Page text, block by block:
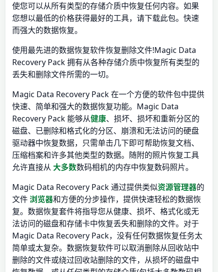
使您可以从所有类型的存储介质中恢复任何内容。如果
您想以最低的价格获得最好的工具，请下载此包。快速
而强大的数据恢复。
使用最先进的数据恢复软件恢复删除文件!Magic Data
Recovery Pack 拥有从各种存储介质中恢复所有类型的
丢失和删除文件所需的一切。
Magic Data Recovery Pack 在一个方便的软件包中提供
快速、简单和强大的数据恢复功能。Magic Data
Recovery Pack 能够从健康、损坏、损坏和重新分区的
磁盘、已删除和格式化的分区、崩溃和无法访问的硬盘
驱动器中恢复数据，只需单击几下即可帮助恢复文档、
压缩档案和许多其他类型的数据。随附的照片恢复工具
允许直接从 大多数数码相机的内存中恢复数码照片。
Magic Data Recovery Pack 通过提供类似资源管理器的
文件浏览器和方便的分步操作，提供快速轻松的数据恢
复。数据恢复套件将指导您从健康、损坏、格式化或无
法访问的磁盘和存储卡中恢复丢失和删除的文件。对于
Magic Data Recovery Pack，没有任何数据恢复任务太
简单或太复杂。数据恢复软件可以取消删除从回收站中
删除的文件或绕过回收站删除的文件，从损坏的磁盘中